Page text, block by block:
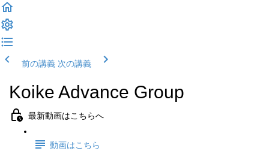
前の講義 次の講義
Koike Advance Group
最新動画はこちらへ
動画はこちら